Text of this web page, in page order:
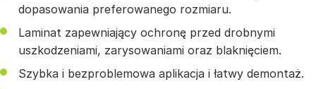
dopasowania preferowanego rozmiaru.
Laminat zapewniający ochronę przed drobnymi
uszkodzeniami, zarysowaniami oraz blaknięciem.
Szybka i bezproblemowa aplikacja i łatwy demontaż.